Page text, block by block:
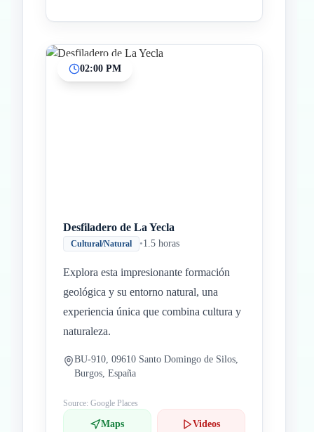
02:00 PM
Desfiladero de La Yecla
Cultural/Natural •1.5 horas
Explora esta impresionante formación
geológica y su entorno natural, una
experiencia única que combina cultura y
naturaleza.
BU-910, 09610 Santo Domingo de Silos,
Burgos, España
Source: Google Places
Maps Videos